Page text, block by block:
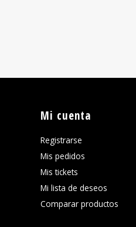
Mi cuenta
Registrarse
Mis pedidos
Mis tickets
Mi lista de deseos
Comparar productos